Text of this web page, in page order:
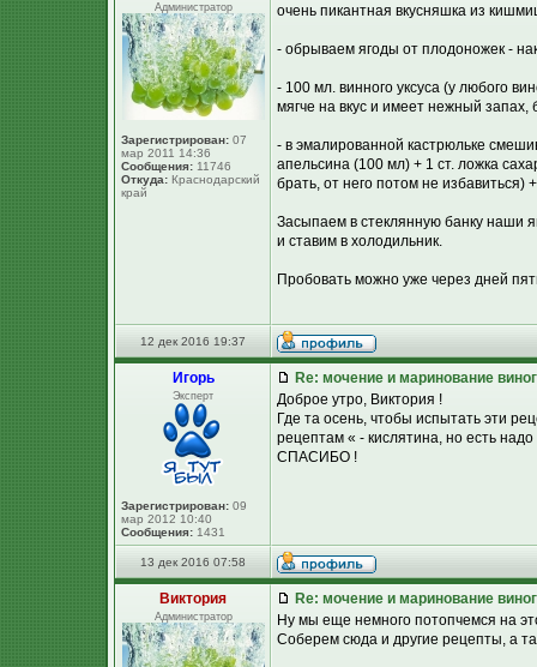
Администратор
Зарегистрирован: 07
мар 2011 14:36
Сообщения: 11746
Откуда: Краснодарский
край
очень пикантная вкусняшка из
- обрываем ягоды от плодоножек -
- 100 мл. винного уксуса (у любого
мягче на вкус и имеет нежный
- в эмалированной кастрюльке
апельсина (100 мл) + 1 ст. ложка
брать, от него потом не
Засыпаем в стеклянную банку наши
и ставим в холодильник.
Пробовать можно уже через дней
12 дек 2016 19:37
Игорь
Эксперт
Зарегистрирован: 09
мар 2012 10:40
Сообщения: 1431
Re: мочение и маринование
Доброе утро, Виктория !
Где та осень, чтобы испытать эти
рецептам « - кислятина, но есть
СПАСИБО !
13 дек 2016 07:58
Виктория
Администратор
Re: мочение и маринование
Ну мы еще немного потопчемся на
Соберем сюда и другие рецепты, а